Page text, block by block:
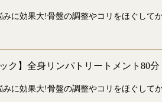
に効果大!骨盤の調整やコリをほぐして
ク】全身リンパトリートメント80分
に効果大!骨盤の調整やコリをほぐして